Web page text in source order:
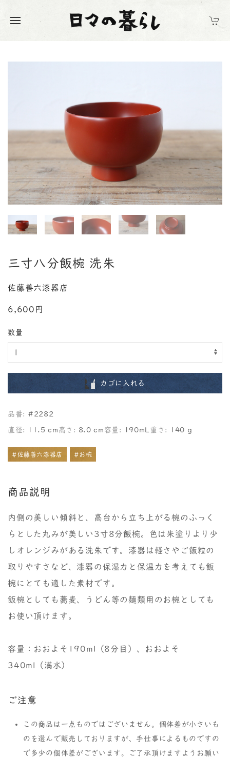
三寸八分飯椀 洗朱
佐藤善六漆器店
6,600円
数量
カゴに入れる
品番: #2282
直径: 11.5 cm 高さ: 8.0 cm 容量: 190mL 重さ: 140 g
#佐藤善六漆器店 #お椀
商品説明
内側の美しい傾斜と、高台から立ち上がる椀のふっく
らとした丸みが美しい3寸8分飯椀。色は朱塗りより少
しオレンジみがある洗朱です。漆器は軽さやご飯粒の
取りやすさなど、漆器の保湿力と保温力を考えても飯
椀にとても適した素材です。
飯椀としても蕎麦、うどん等の麺類用のお椀としても
お使い頂けます。
容量：おおよそ190ml（8分目）、おおよそ
340ml（満水）
ご注意
この商品は一点ものではございません。個体差が小さいも
のを選んで販売しておりますが、手仕事によるものですの
で多少の個体差がございます。ご了承頂けますようお願い